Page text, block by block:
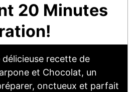
20 Minutes
recette de
et Chocolat, un
onctueux et parfait